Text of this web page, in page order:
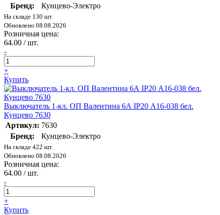
Бренд:
Кунцево-Электро
На складе 130 шт.
Обновлено 08.08.2026
Розничная цена:
64.00 / шт.
-
+
Купить
Выключатель 1-кл. ОП Валентина 6А IP20 А16-038 бел.
Кунцево 7630
Артикул: 7630
Бренд:
Кунцево-Электро
На складе 422 шт.
Обновлено 08.08.2026
Розничная цена:
64.00 / шт.
-
+
Купить